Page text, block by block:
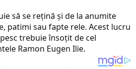
să se reţină şi de la anumite
patimi sau fapte rele. Acest lucru
trebuie însoţit de cel
Ramon Eugen Ilie.